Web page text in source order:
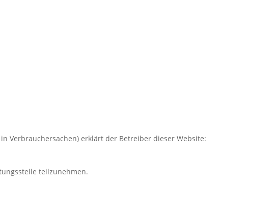
Verbrauchersachen) erklärt der Betreiber dieser Website:
teilzunehmen.